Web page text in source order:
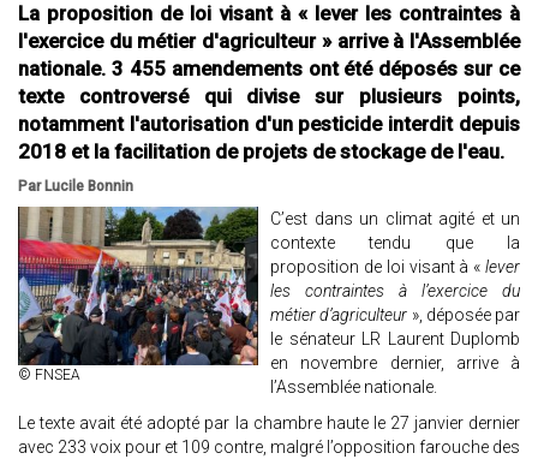
La proposition de loi visant à « lever les contraintes à
l'exercice du métier d'agriculteur » arrive à l'Assemblée
nationale. 3 455 amendements ont été déposés sur ce
texte controversé qui divise sur plusieurs points,
notamment l'autorisation d'un pesticide interdit depuis
2018 et la facilitation de projets de stockage de l'eau.
Par Lucile Bonnin
© FNSEA
C’est dans un climat agité et un
contexte tendu que la
proposition de loi visant à « lever
les contraintes à l’exercice du
métier d’agriculteur », déposée par
le sénateur LR Laurent Duplomb
en novembre dernier, arrive à
l’Assemblée nationale.
Le texte avait été adopté par la chambre haute le 27 janvier dernier
avec 233 voix pour et 109 contre, malgré l’opposition farouche des